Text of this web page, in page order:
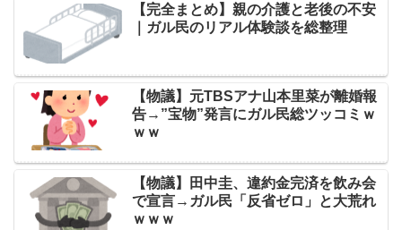
【完全まとめ】親の介護と老後の不安
｜ガル民のリアル体験談を総整理
【物議】元TBSアナ山本里菜が離婚報
告→”宝物”発言にガル民総ツッコミｗ
ｗｗ
【物議】田中圭、違約金完済を飲み会
で宣言→ガル民「反省ゼロ」と大荒れ
ｗｗｗ